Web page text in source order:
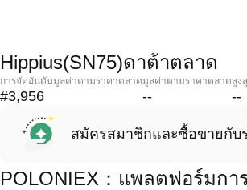
Hippius(SN75)ดาต้าตลาด
การจัดอันดับมูลค่าตามราคาตลาด
#3,956
มูลค่าตามราคาตลาด
--
สูง
--
สมัครสมาชิกและซื้อขายกับ
POLONIEX：แพลตฟอร์มก